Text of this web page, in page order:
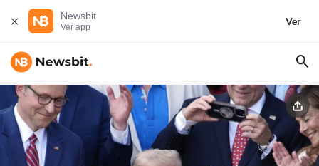
Newsbit
Ver app
Ver